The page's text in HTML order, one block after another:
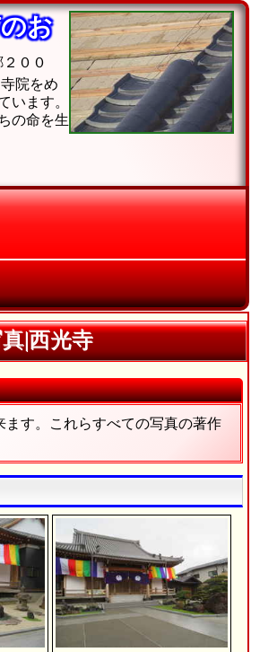
お
００
院をめ
います。
の命を生
|西光寺
ます。これらすべての写真の著作